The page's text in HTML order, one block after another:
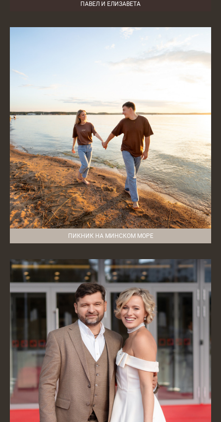
ПАВЕЛ И ЕЛИЗАВЕТА
ПИКНИК НА МИНСКОМ МОРЕ